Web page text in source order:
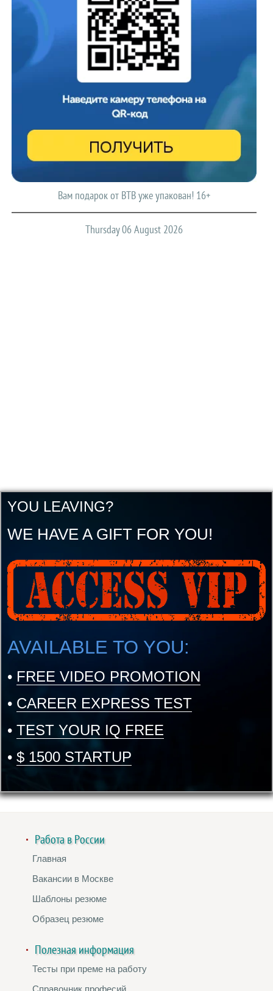
Вам подарок от ВТВ уже упакован! 16+
Thursday 06 August 2026
YOU LEAVING?
WE HAVE A GIFT FOR YOU!
AVAILABLE TO YOU:
• FREE VIDEO PROMOTION
• CAREER EXPRESS TEST
• TEST YOUR IQ FREE
• $ 1500 STARTUP
Работа в России
Главная
Вакансии в Москве
Шаблоны резюме
Образец резюме
Полезная информация
Тесты при преме на работу
Справочник професий